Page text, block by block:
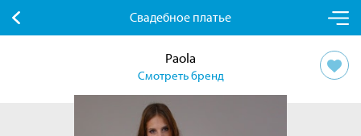
Свадебное платье
Paola
Смотреть бренд